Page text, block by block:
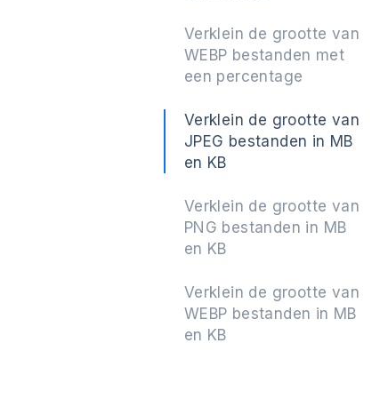
Verklein de grootte van
WEBP bestanden met
een percentage
Verklein de grootte van
JPEG bestanden in MB
en KB
Verklein de grootte van
PNG bestanden in MB
en KB
Verklein de grootte van
WEBP bestanden in MB
en KB